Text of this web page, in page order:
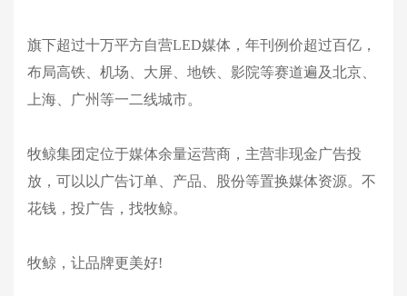
旗下超过十万平方自营LED媒体，年刊例价超过百亿，
布局高铁、机场、大屏、地铁、影院等赛道遍及北京、
上海、广州等一二线城市。
牧鲸集团定位于媒体余量运营商，主营非现金广告投
放，可以以广告订单、产品、股份等置换媒体资源。不
花钱，投广告，找牧鲸。
牧鲸，让品牌更美好!